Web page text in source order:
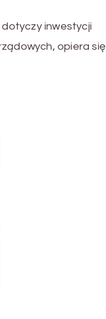
inwestycji
opiera się